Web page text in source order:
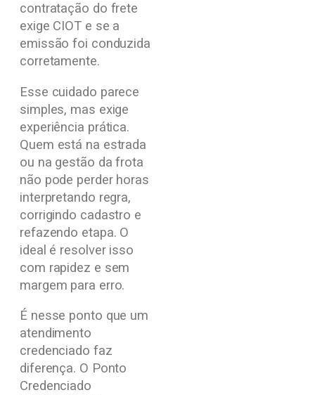
contratação do frete
exige CIOT e se a
emissão foi conduzida
corretamente.
Esse cuidado parece
simples, mas exige
experiência prática.
Quem está na estrada
ou na gestão da frota
não pode perder horas
interpretando regra,
corrigindo cadastro e
refazendo etapa. O
ideal é resolver isso
com rapidez e sem
margem para erro.
É nesse ponto que um
atendimento
credenciado faz
diferença. O Ponto
Credenciado